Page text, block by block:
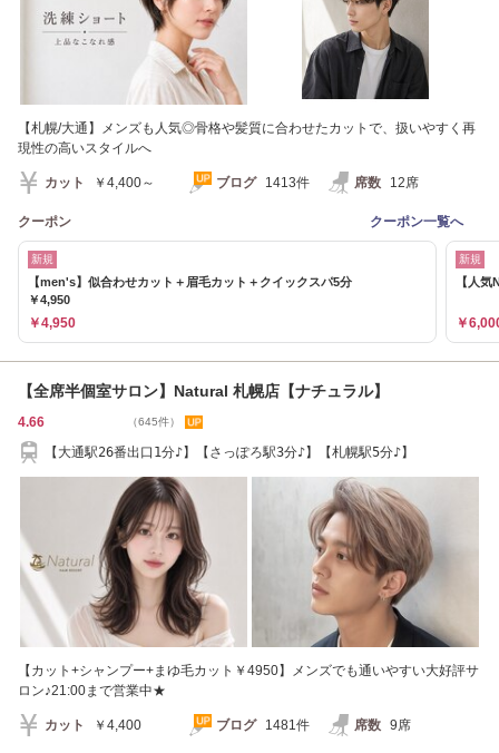
【札幌/大通】メンズも人気◎骨格や髪質に合わせたカットで、扱いやすく再
現性の高いスタイルへ
カット ￥4,400～ ブログ 1413件 席数 12席
クーポン クーポン一覧へ
新規
【men's】似合わせカット＋眉毛カット＋クイックスパ5分
￥4,950
￥4,950
新規
【人
￥
【全席半個室サロン】Natural 札幌店【ナチュラル】
4.66 （645件）
【大通駅26番出口1分♪】【さっぽろ駅3分♪】【札幌駅5分♪】
【カット+シャンプー+まゆ毛カット￥4950】メンズでも通いやすい大好評サ
ロン♪21:00まで営業中★
カット ￥4,400 ブログ 1481件 席数 9席